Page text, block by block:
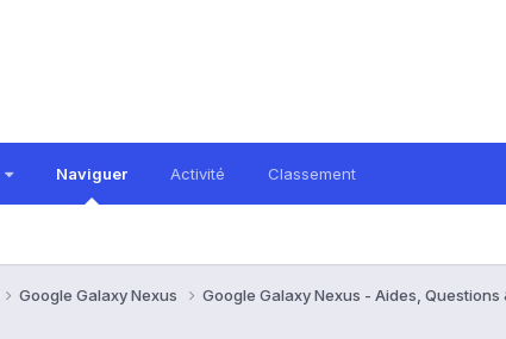
Naviguer Activité Classement
Google Galaxy Nexus
Google Galaxy Nexus - Aides, Questions